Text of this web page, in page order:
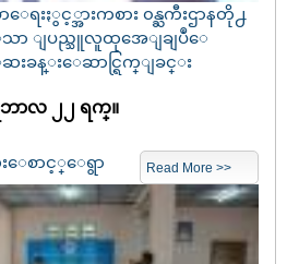
းႏွင့္အားကစား ၀န္ႀကီးဌာနတို႕
သာ ျပည္သူလူထုအေျချပဳေ
းခန္းေဆာင္ရြက္ျခင္း
ဘာလ ၂၂ ရက္။
Read More >>
းေစာင့္ေရွာ